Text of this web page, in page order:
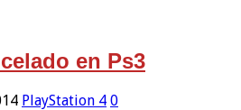
en Ps3
PlayStation 4 0